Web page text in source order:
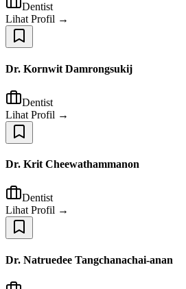
Dentist
Lihat Profil →
Dr. Kornwit Damrongsukij
Dentist
Lihat Profil →
Dr. Krit Cheewathammanon
Dentist
Lihat Profil →
Dr. Natruedee Tangchanachai-anan